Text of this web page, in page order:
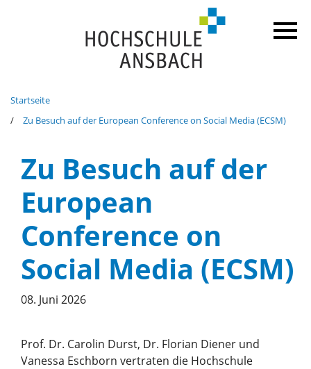
Startseite
Zu Besuch auf der European Conference on Social Media (ECSM)
Zu Besuch auf der
European
Conference on
Social Media (ECSM)
08. Juni 2026
Prof. Dr. Carolin Durst, Dr. Florian Diener und
Vanessa Eschborn vertraten die Hochschule